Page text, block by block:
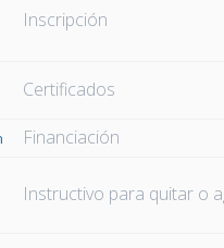
Inscripción
Certificados
Financiación
Instructivo para quitar o